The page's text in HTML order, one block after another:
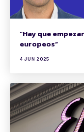
“Hay que
europeos”
4 JUN 2025